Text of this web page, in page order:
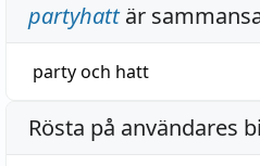
partyhattär
partyoch hatt
Rösta på användares